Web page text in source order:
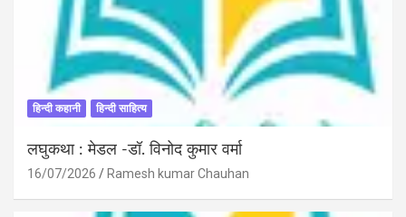
हिन्दी कहानी हिन्दी साहित्य
लघुकथा : मेडल -डॉ. विनोद कुमार वर्मा
16/07/2026 Ramesh kumar Chauhan